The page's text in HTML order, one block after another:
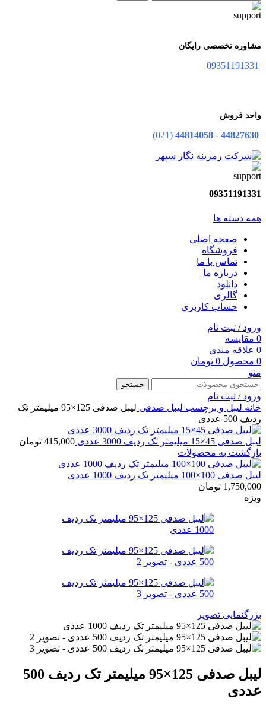
مشاوره تخصصی رایگان
واحد فروش
44827630
-
44814058
(021)
09351191331
همه دسته ها
صفحه اصلی
فروشگاه
تماس با ما
درباره ما
دانلود
گالری
حساب کاربری
ورود / ثبت نام
0 مقایسه
0 علاقه مندی
0 محصول 0 تومان
منو
جستجو
ورود / ثبت نام
خانه لیبل و برچسب لیبل صدفی
لیبل صدفی 125×95 میلیمتر تک
ردیف 500 عددی
لیبل صدفی 45×15 میلیمتر تک ردیف 3000 عددی 415,000 تومان
بازگشت به محصولات
لیبل صدفی 100×100 میلیمتر تک ردیف 1000 عددی
1,750,000 تومان
ویژه
بزرگنمایی تصویر
لیبل صدفی 125×95 میلیمتر تک ردیف 500
عددی